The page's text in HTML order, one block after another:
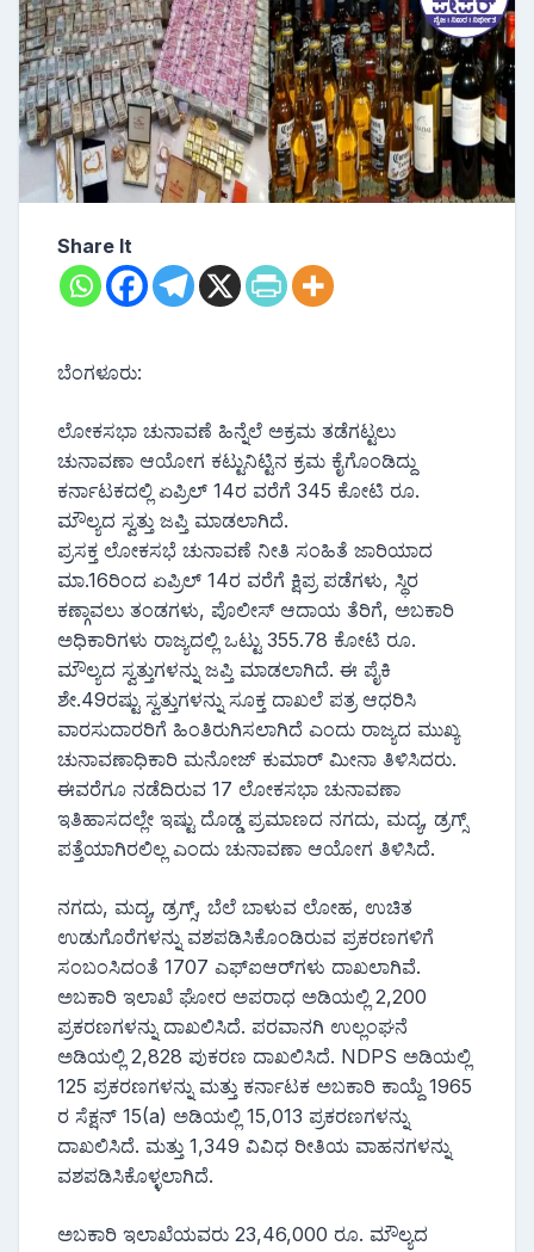
Share It
ಬೆಂಗಳೂರು:
ಲೋಕಸಭಾ ಚುನಾವಣೆ ಹಿನ್ನೆಲೆ ಅಕ್ರಮ ತಡೆಗಟ್ಟಲು
ಚುನಾವಣಾ ಆಯೋಗ ಕಟ್ಟುನಿಟ್ಟಿನ ಕ್ರಮ ಕೈಗೊಂಡಿದ್ದು
ಕರ್ನಾಟಕದಲ್ಲಿ ಏಪ್ರಿಲ್ 14ರ ವರೆಗೆ 345 ಕೋಟಿ ರೂ.
ಮೌಲ್ಯದ ಸ್ವತ್ತು ಜಪ್ತಿ ಮಾಡಲಾಗಿದೆ.
ಪ್ರಸಕ್ತ ಲೋಕಸಭೆ ಚುನಾವಣೆ ನೀತಿ ಸಂಹಿತೆ ಜಾರಿಯಾದ
ಮಾ.16ರಿಂದ ಏಪ್ರಿಲ್ 14ರ ವರೆಗೆ ಕ್ಷಿಪ್ರ ಪಡೆಗಳು, ಸ್ಥಿರ
ಕಣ್ಗಾವಲು ತಂಡಗಳು, ಪೊಲೀಸ್ ಆದಾಯ ತೆರಿಗೆ, ಅಬಕಾರಿ
ಅಧಿಕಾರಿಗಳು ರಾಜ್ಯದಲ್ಲಿ ಒಟ್ಟು 355.78 ಕೋಟಿ ರೂ.
ಮೌಲ್ಯದ ಸ್ವತ್ತುಗಳನ್ನು ಜಪ್ತಿ ಮಾಡಲಾಗಿದೆ. ಈ ಪೈಕಿ
ಶೇ.49ರಷ್ಟು ಸ್ವತ್ತುಗಳನ್ನು ಸೂಕ್ತ ದಾಖಲೆ ಪತ್ರ ಆಧರಿಸಿ
ವಾರಸುದಾರರಿಗೆ ಹಿಂತಿರುಗಿಸಲಾಗಿದೆ ಎಂದು ರಾಜ್ಯದ ಮುಖ್ಯ
ಚುನಾವಣಾಧಿಕಾರಿ ಮನೋಜ್‌ ಕುಮಾರ್‌ ಮೀನಾ ತಿಳಿಸಿದರು.
ಈವರೆಗೂ ನಡೆದಿರುವ 17 ಲೋಕಸಭಾ ಚುನಾವಣಾ
ಇತಿಹಾಸದಲ್ಲೇ ಇಷ್ಟು ದೊಡ್ಡ ಪ್ರಮಾಣದ ನಗದು, ಮದ್ಯ, ಡ್ರಗ್ಸ್
ಪತ್ತೆಯಾಗಿರಲಿಲ್ಲ ಎಂದು ಚುನಾವಣಾ ಆಯೋಗ ತಿಳಿಸಿದೆ.
ನಗದು, ಮದ್ಯ, ಡ್ರಗ್ಸ್, ಬೆಲೆ ಬಾಳುವ ಲೋಹ, ಉಚಿತ
ಉಡುಗೊರೆಗಳನ್ನು ವಶಪಡಿಸಿಕೊಂಡಿರುವ ಪ್ರಕರಣಗಳಿಗೆ
ಸಂಬಂಸಿದಂತೆ 1707 ಎಫ್‍ಐಆರ್​ಗಳು ದಾಖಲಾಗಿವೆ.
ಅಬಕಾರಿ ಇಲಾಖೆ ಘೋರ ಅಪರಾಧ ಅಡಿಯಲ್ಲಿ 2,200
ಪ್ರಕರಣಗಳನ್ನು ದಾಖಲಿಸಿದೆ. ಪರವಾನಗಿ ಉಲ್ಲಂಘನೆ
ಅಡಿಯಲ್ಲಿ 2,828 ಪುಕರಣ ದಾಖಲಿಸಿದೆ. NDPS ಅಡಿಯಲ್ಲಿ
125 ಪ್ರಕರಣಗಳನ್ನು ಮತ್ತು ಕರ್ನಾಟಕ ಅಬಕಾರಿ ಕಾಯ್ದೆ 1965
ರ ಸೆಕ್ಷನ್ 15(a) ಅಡಿಯಲ್ಲಿ 15,013 ಪ್ರಕರಣಗಳನ್ನು
ದಾಖಲಿಸಿದೆ. ಮತ್ತು 1,349 ವಿವಿಧ ರೀತಿಯ ವಾಹನಗಳನ್ನು
ವಶಪಡಿಸಿಕೊಳ್ಳಲಾಗಿದೆ.
ಅಬಕಾರಿ ಇಲಾಖೆಯವರು 23,46,000 ರೂ. ಮೌಲ್ಯದ